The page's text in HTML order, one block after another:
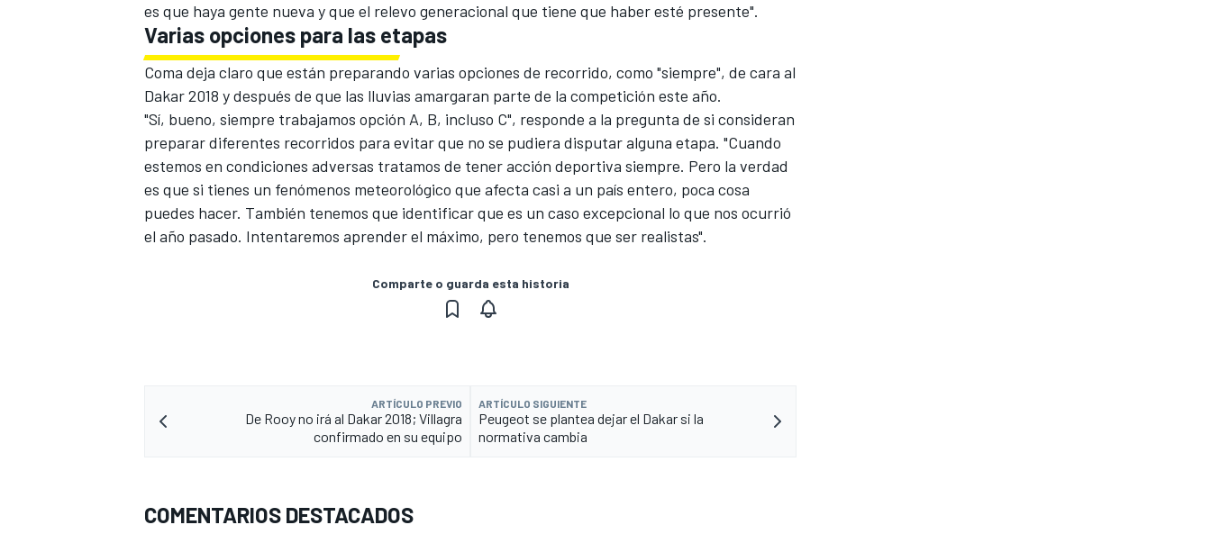
MÁS CATEGORÍAS
es que haya gente nueva y que el relevo generacional que tiene que haber esté presente".
Varias opciones para las etapas
Coma deja claro que están preparando varias opciones de recorrido, como "siempre", de cara al
Dakar 2018 y después de que las lluvias amargaran parte de la competición este año.
"Sí, bueno, siempre trabajamos opción A, B, incluso C", responde a la pregunta de si consideran
preparar diferentes recorridos para evitar que no se pudiera disputar alguna etapa. "Cuando
estemos en condiciones adversas tratamos de tener acción deportiva siempre. Pero la verdad
es que si tienes un fenómenos meteorológico que afecta casi a un país entero, poca cosa
puedes hacer. También tenemos que identificar que es un caso excepcional lo que nos ocurrió
el año pasado. Intentaremos aprender el máximo, pero tenemos que ser realistas".
Comparte o guarda esta historia
ARTÍCULO PREVIO
De Rooy no irá al Dakar 2018; Villagra
confirmado en su equipo
ARTÍCULO SIGUIENTE
Peugeot se plantea dejar el Dakar si la
normativa cambia
COMENTARIOS DESTACADOS